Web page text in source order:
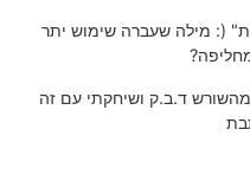
(: מילה שעברה שימוש יתר
ד.ב.ק ושיחקתי עם זה